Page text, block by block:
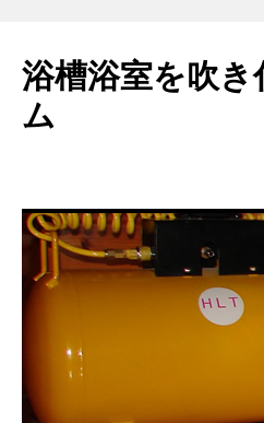
浴槽浴室を吹
ム